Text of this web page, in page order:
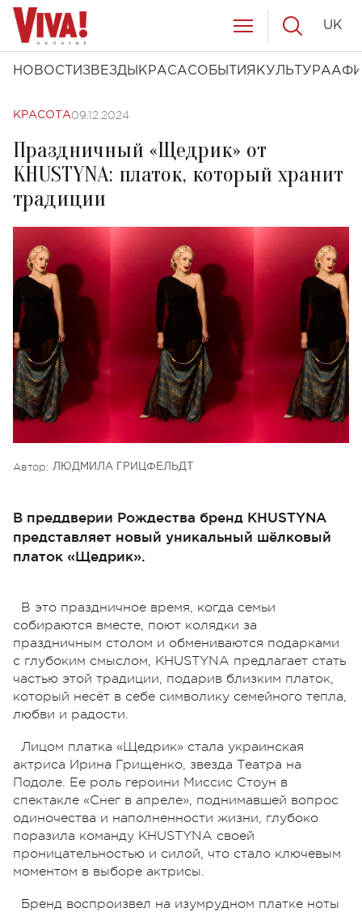
НОВОСТИ ЗВЕЗДЫ КРАСАСОБЫТИЯ КУЛЬТУРА
UK
КРАСОТА09.12.2024
Праздничный «Щедрик» от
KHUSTYNA: платок, который хранит
традиции
Автор: ЛЮДМИЛА ГРИЦФЕЛЬДТ
В преддверии Рождества бренд KHUSTYNA
представляет новый уникальный шёлковый
платок «Щедрик».
В это праздничное время, когда семьи
собираются вместе, поют колядки за
праздничным столом и обмениваются подарками
с глубоким смыслом, KHUSTYNA предлагает стать
частью этой традиции, подарив близким платок,
который несёт в себе символику семейного тепла,
любви и радости.
Лицом платка «Щедрик» стала украинская
актриса Ирина Грищенко, звезда Театра на
Подоле. Ее роль героини Миссис Стоун в
спектакле «Снег в апреле», поднимавшей вопрос
одиночества и наполненности жизни, глубоко
поразила команду KHUSTYNA своей
проницательностью и силой, что стало ключевым
моментом в выборе актрисы.
Бренд воспроизвел на изумрудном платке ноты